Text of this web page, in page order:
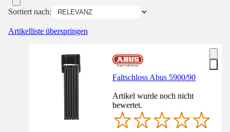
Sortiert nach:
Artikelliste überspringen
Faltschloss Abus 5900/90
Artikel wurde noch nicht
bewertet.